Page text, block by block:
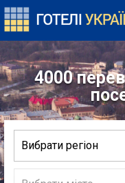
4000
Вибрати регіон